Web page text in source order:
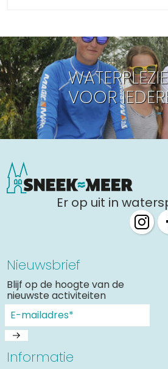
VOOR
Er op uit in
Nieuwsbrief
Blijf op de hoogte van de
nieuwste activiteiten
Informatie